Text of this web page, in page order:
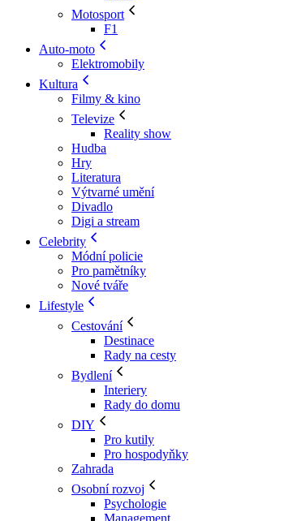
Motosport
F1
Auto-moto
Elektromobily
Kultura
Filmy & kino
Televize
Reality show
Hudba
Hry
Literatura
Výtvarné umění
Divadlo
Digi a stream
Celebrity
Módní policie
Pro pamětníky
Nové tváře
Lifestyle
Cestování
Destinace
Rady na cesty
Bydlení
Interiery
Rady do domu
DIY
Pro kutily
Pro hospodyňky
Zahrada
Osobní rozvoj
Psychologie
Management